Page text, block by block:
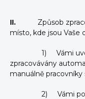
II.
Způsob
místo, kde jsou Vaše
1) Vámi
zpracovávány
manuálně pracovníky
2) Vámi